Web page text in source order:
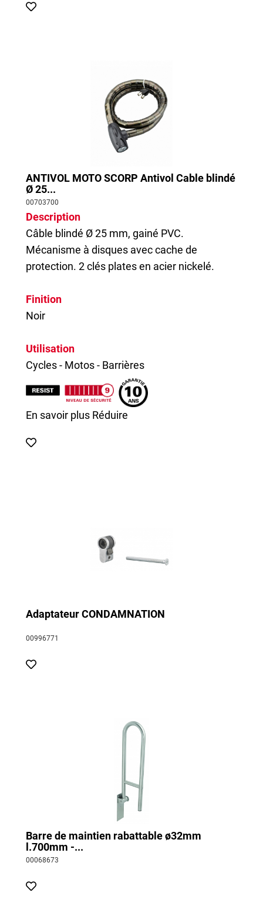
ANTIVOL MOTO SCORP Antivol Cable blindé
Ø 25...
00703700
Description
Câble blindé Ø 25 mm, gainé PVC.
Mécanisme à disques avec cache de
protection. 2 clés plates en acier nickelé.
Finition
Noir
Utilisation
Cycles - Motos - Barrières
En savoir plus Réduire
Adaptateur CONDAMNATION
00996771
Barre de maintien rabattable ø32mm
l.700mm -...
00068673